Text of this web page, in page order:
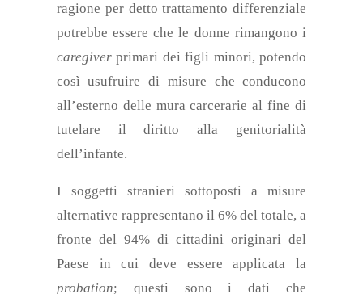
ragione per detto trattamento differenziale
potrebbe essere che le donne rimangono i
caregiverprimari dei figli minori,potendo
così usufruire di misure che conducono
all’esterno delle mura carcerarie al fine di
tutelare il diritto alla genitorialità
dell’infante.
I soggetti stranieri sottoposti a misure
alternative rappresentano il 6% del totale, a
fronte del 94% di cittadini originari del
Paese in cui deve essere applicata la
probation; questi sono i dati che